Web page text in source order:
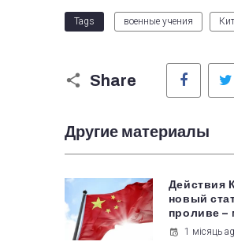
Tags военные учения
Share
Другие материалы
Действия
новый
проливе –
1 місяць